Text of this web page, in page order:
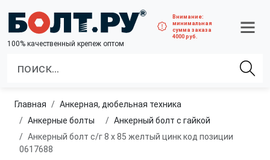
100% качественный крепеж оптом
Внимание:
минимальная
сумма заказа
4000 руб.
Главная
анкерная, дюбельная техника
Анкерные болты
Анкерный болт с гайкой
Анкерный болт с/г 8 х 85 желтый цинк код позиции
0617688